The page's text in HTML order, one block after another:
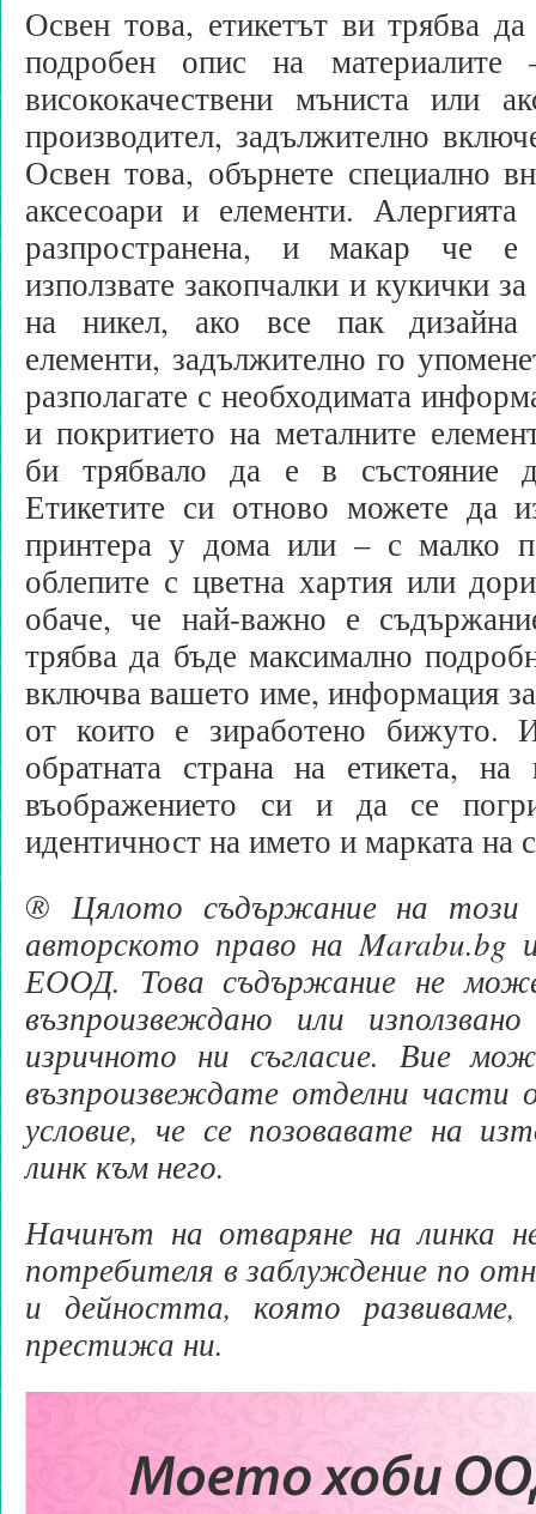
Освен това, етикетът ви трябва
подробен опис на материалите
висококачествени мъниста или
производител, задължително
Освен това, обърнете специално
аксесоари и елементи.
разпространена, и макар че е
използвате закопчалки и кукички
на никел, ако все пак
елементи, задължително го
разполагате с необходимата
и покритието на металните
би трябвало да е в състояние
Етикетите си отново можете да
принтера у дома или – с малко
облепите с цветна хартия или
обаче, че най-важно е
трябва да бъде максимално
включва вашето име, информация
от които е зиработено бижуто.
обратната страна на етикета, на
въображението си и да се
идентичност на името и марката на
® Цялото съдържание на този
авторското право на Marabu.bg
ЕООД. Това съдържание не
възпроизвеждано или
изричното ни съгласие. Вие
възпроизвеждате отделни
условие, че се позовавате на
линк към него.
Начинът на отваряне на линка
потребителя в заблуждение по
и дейността, която
престижа ни.